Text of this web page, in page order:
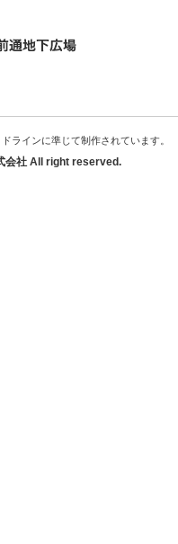
ラインに準じて制作されています。
会社 All right reserved.